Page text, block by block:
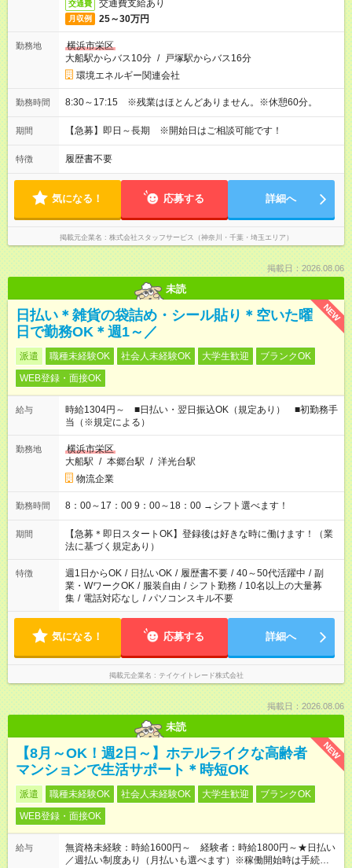
交通費 交通費支給あり
月収例 25～30万円
勤務地
横浜市栄区
大船駅からバス10分 / 戸塚駅からバス16分
環境エネルギー関連会社
勤務時間 8:30～17:15 ※残業はほとんどありません。※休憩60分。
期間 【急募】即日～長期 ※開始日はご相談可能です！
特徴 履歴書不要
気になる！ 応募する 詳細へ
掲載元企業名 株式会社スタッフサービス（神奈川・千葉・埼玉エリア）
掲載日：2026.08.06
未読
NEW
日払い＊雑貨の袋詰め・シール貼り＊空いた曜
日で勤務OK＊週1～／
派遣 職種未経験OK 社会人未経験OK 大学生歓迎
ブランクOK
WEB登録・面接OK
給与
時給1304円～ ■日払い・翌日振込OK（規定あり） ■初勤務手
当（※規定による）
勤務地
横浜市栄区
大船駅 / 本郷台駅 / 洋光台駅
物流企業
勤務時間 8：00～17：00 9：00～18：00 →シフト選べます！
期間
【急募＊即日スタートOK】登録後は好きな時に働けます！（業
法に基づく規定あり）
特徴 週1日からOK / 日払いOK / 履歴書不要 / 40～50代活躍中 / 副
業・WワークOK / 服装自由 / シフト勤務 / 10名以上の大量募
集 / 電話対応なし / パソコンスキル不要
気になる！ 応募する 詳細へ
掲載元企業名 テイケイトレード株式会社
掲載日：2026.08.06
未読
NEW
【8月～OK！週2日～】ホテルライクな高齢者
マンションで生活サポート＊時短OK
派遣 職種未経験OK 社会人未経験OK 大学生歓迎
ブランクOK
WEB登録・面接OK
給与
無資格未経験：時給1600円～ 経験者：時給1800円～★日払い
／週払い制度あり（月払いも選べます）※稼働開始時は手続き完